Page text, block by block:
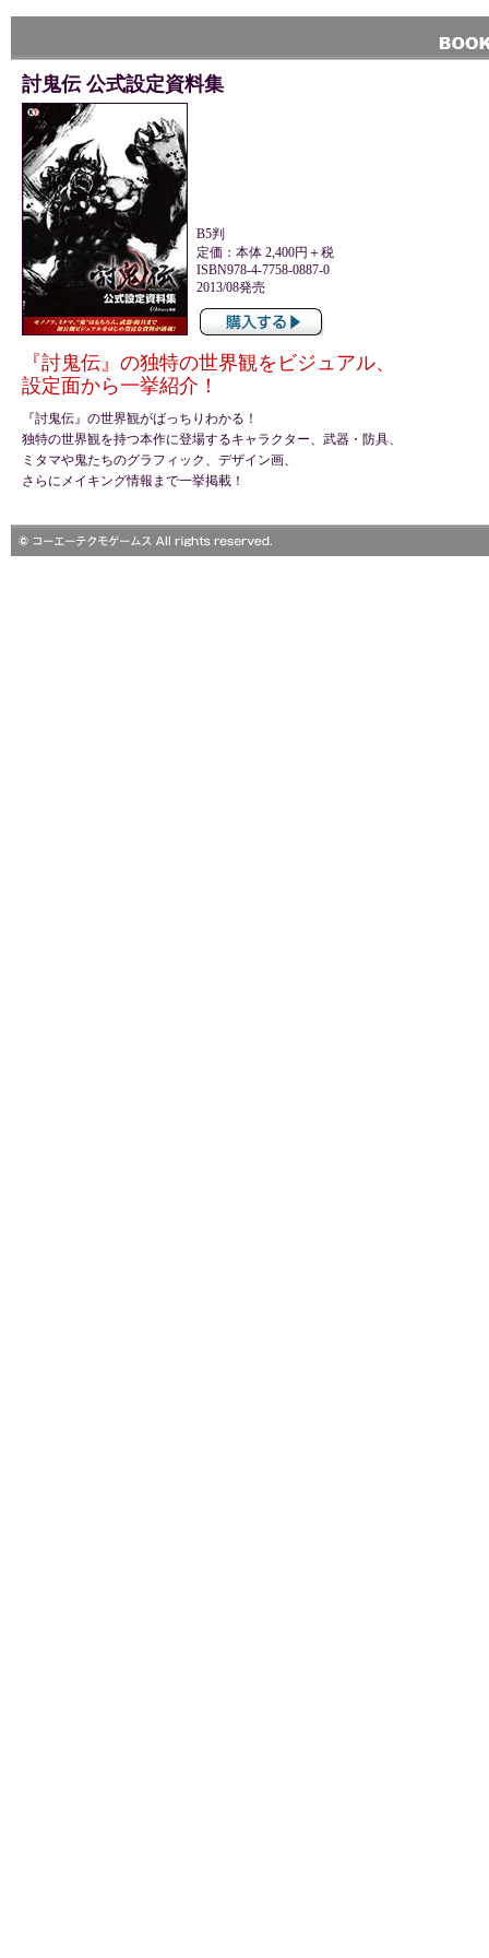
討鬼伝 公式設定資料集
B5判
定価：本体 2,400円＋税
ISBN978-4-7758-0887-0
2013/08発売
『討鬼伝』の独特の世界観をビジュアル、
設定面から一挙紹介！
『討鬼伝』の世界観がばっちりわかる！
独特の世界観を持つ本作に登場するキャラクター、武器・防具、
ミタマや鬼たちのグラフィック、デザイン画、
さらにメイキング情報まで一挙掲載！